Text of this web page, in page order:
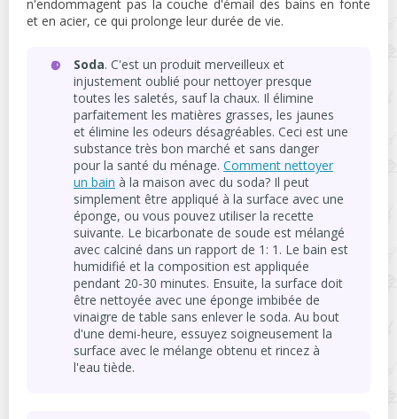
n'endommagent pas la couche d'émail des bains en fonte
et en acier, ce qui prolonge leur durée de vie.
Soda. C'est un produit merveilleux et
injustement oublié pour nettoyer presque
toutes les saletés, sauf la chaux. Il élimine
parfaitement les matières grasses, les jaunes
et élimine les odeurs désagréables. Ceci est une
substance très bon marché et sans danger
pour la santé du ménage. Comment nettoyer
un bain à la maison avec du soda? Il peut
simplement être appliqué à la surface avec une
éponge, ou vous pouvez utiliser la recette
suivante. Le bicarbonate de soude est mélangé
avec calciné dans un rapport de 1: 1. Le bain est
humidifié et la composition est appliquée
pendant 20-30 minutes. Ensuite, la surface doit
être nettoyée avec une éponge imbibée de
vinaigre de table sans enlever le soda. Au bout
d'une demi-heure, essuyez soigneusement la
surface avec le mélange obtenu et rincez à
l'eau tiède.